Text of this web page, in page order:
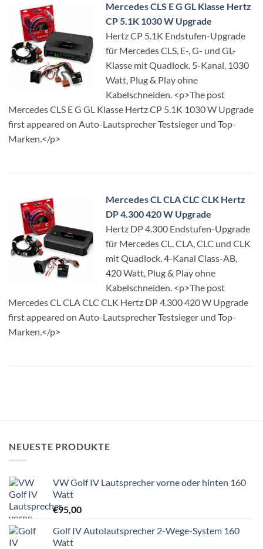
Mercedes CLS E G GL Klasse Hertz
CP 5.1K 1030 W Upgrade
Hertz CP 5.1K Endstufen-Upgrade
für Mercedes CLS, E-, G- und GL-
Klasse mit Quadlock. 5-Kanal, 1030
Watt, Plug & Play ohne
Kabelschneiden. <p>The post
Mercedes CLS E G GL Klasse Hertz CP 5.1K 1030 W Upgrade
first appeared on Auto-Lautsprecher Testsieger und Top-
Marken.</p>
Mercedes CL CLA CLC CLK Hertz
DP 4.300 420 W Upgrade
Hertz DP 4.300 Endstufen-Upgrade
für Mercedes CL, CLA, CLC und CLK
mit Quadlock. 4-Kanal Class-AB,
420 Watt, Plug & Play ohne
Kabelschneiden. <p>The post
Mercedes CL CLA CLC CLK Hertz DP 4.300 420 W Upgrade
first appeared on Auto-Lautsprecher Testsieger und Top-
Marken.</p>
NEUESTE PRODUKTE
VW Golf IV Lautsprecher vorne oder hinten 160
Watt
€95,00
Golf IV Autolautsprecher 2-Wege-System 160
Watt